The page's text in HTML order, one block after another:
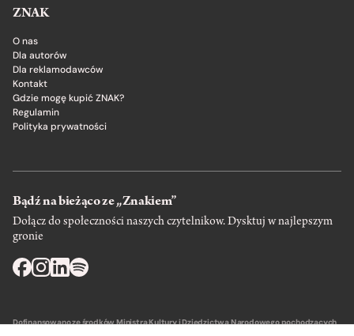
ZNAK
O nas
Dla autorów
Dla reklamodawców
Kontakt
Gdzie mogę kupić ZNAK?
Regulamin
Polityka prywatności
Bądź na bieżąco ze „Znakiem”
Dołącz do społeczności naszych czytelnikow. Dysktuj w najlepszym
gronie
Dofinansowano ze środków Ministra Kultury i Dziedzictwa Narodowego pochodzących